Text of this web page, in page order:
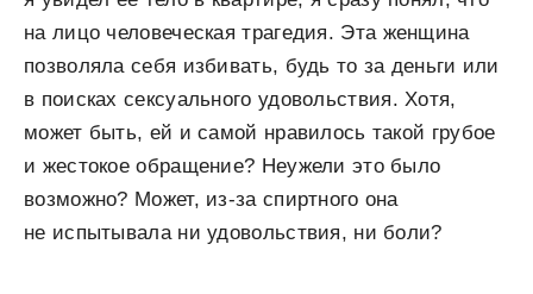
на лицо человеческая трагедия. Эта женщина
позволяла себя избивать, будь то за деньги или
в поисках сексуального удовольствия. Хотя,
может быть, ей и самой нравилось такой грубое
и жестокое обращение? Неужели это было
возможно? Может, из-за спиртного она
не испытывала ни удовольствия, ни боли?